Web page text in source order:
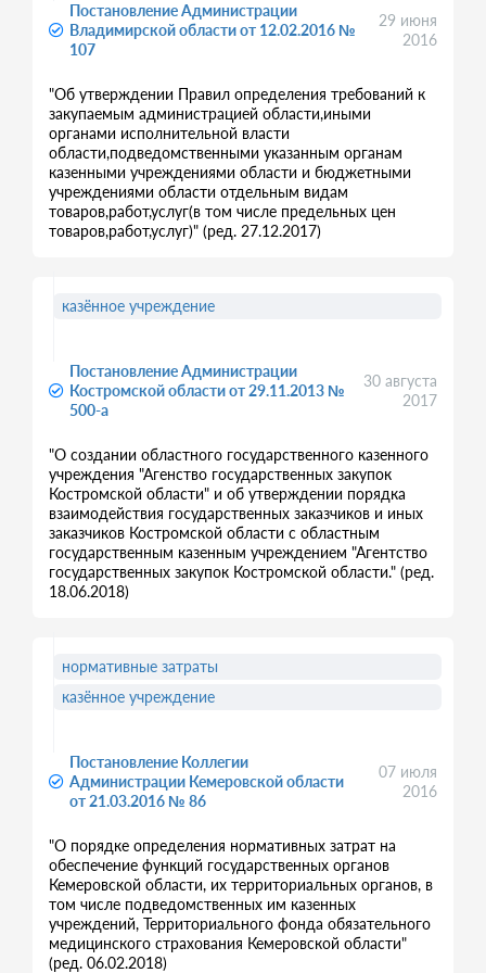
Постановление Администрации
Владимирской области от 12.02.2016 №
107
29 июня
2016
"Об утверждении Правил определения требований к
закупаемым администрацией области,иными
органами исполнительной власти
области,подведомственными указанным органам
казенными учреждениями области и бюджетными
учреждениями области отдельным видам
товаров,работ,услуг(в том числе предельных цен
товаров,работ,услуг)" (ред. 27.12.2017)
Постановление Администрации
Костромской области от 29.11.2013 №
500-а
30 августа
2017
"О создании областного государственного казенного
учреждения "Агенство государственных закупок
Костромской области" и об утверждении порядка
взаимодействия государственных заказчиков и иных
заказчиков Костромской области с областным
государственным казенным учреждением "Агентство
государственных закупок Костромской области." (ред.
18.06.2018)
казённое учреждение
Постановление Коллегии
Администрации Кемеровской области
от 21.03.2016 № 86
07 июля
2016
"О порядке определения нормативных затрат на
обеспечение функций государственных органов
Кемеровской области, их территориальных органов, в
том числе подведомственных им казенных
учреждений, Территориального фонда обязательного
медицинского страхования Кемеровской области"
(ред. 06.02.2018)
нормативные затраты
казённое учреждение